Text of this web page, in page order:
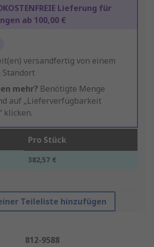
Lieferung für
ab 100,00 €
versandfertig von einem
Standort
mehr? Benötigte Menge
auf „Lieferverfügbarkeit
klicken.
Pro Stück
382,57 €
Teileliste hinzufügen
812-9588